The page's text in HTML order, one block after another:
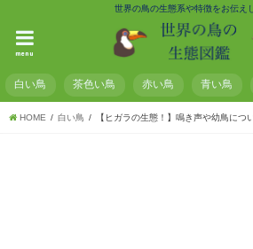
世界の鳥の生態系や特徴をお伝え
menu
白い鳥 茶色い鳥 赤い鳥 青い鳥
HOME 白い鳥 【ヒガラの生態！】鳴き声や幼鳥につ